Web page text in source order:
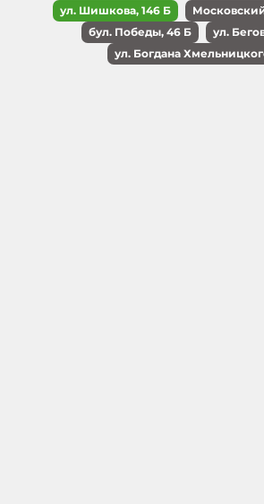
ул. Шишкова, 146 Б
бул. Победы, 46 Б
ул.
ул. Богдана